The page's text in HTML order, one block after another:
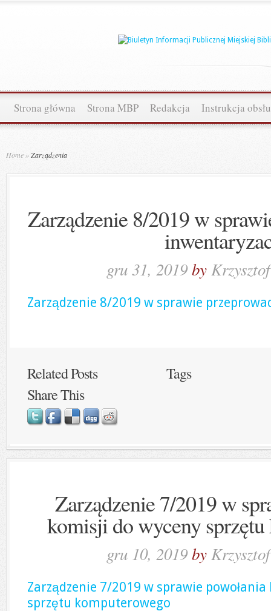
Strona główna Strona MBP Redakcja Instrukcja
Home » Zarządzenia
Zarządzenie 8/2019 w
gru 31, 2019by
Zarządzenie 8/2019 w sprawie
Related Posts
Tags
Share This
Zarządzenie 7/2019 w
komisji do wyceny
gru 10, 2019by
Zarządzenie 7/2019 w sprawie
sprzętu komputerowego